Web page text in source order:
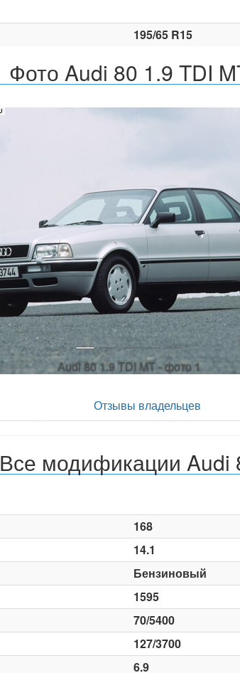
195/65 R15
Фото Audi 80 1.9 TDI
Audi 80 1.9 TDI MT - фото 2
Отзывы владельцев
Все модификации Audi
168
14.1
Бензиновый
1595
70/5400
127/3700
6.9